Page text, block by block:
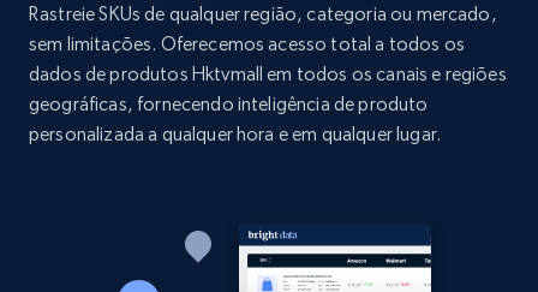
price, and more.
1.9K+ 323+ Comece agora
URL, Product id, Listing inventory id, Title, Rating,
Rastreie SKUs de qualquer região, categoria ou mercado,
sem limitações. Oferecemos acesso total a todos os
dados de produtos Hktvmall em todos os canais e regiões
geográficas, fornecendo inteligência de produto
personalizada a qualquer hora e em qualquer lugar.